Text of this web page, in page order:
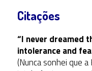
Citações
“I never dreamed
intolerance and
(Nunca sonhei que